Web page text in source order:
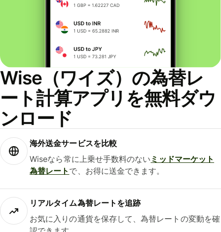
Wise（ワイズ）の為替レ
ート計算アプリを無料ダウ
ンロード
海外送金サービスを比較
Wiseなら常に上乗せ手数料のない ミッドマーケット
為替レート で、お得に送金できます。
リアルタイム為替レートを追跡
お気に入りの通貨を保存して、為替レートの変動を確